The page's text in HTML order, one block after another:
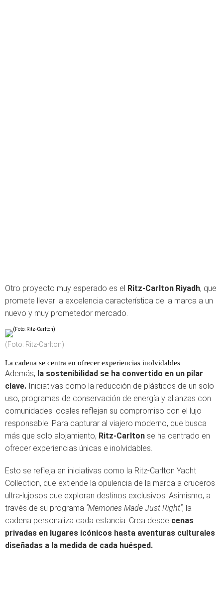
Otro proyecto muy esperado es el Ritz-Carlton Riyadh, que
promete llevar la excelencia característica de la marca a un
nuevo y muy prometedor mercado.
(Foto: Ritz-Carlton)
La cadena se centra en ofrecer experiencias inolvidables
Además, la sostenibilidad se ha convertido en un pilar
clave. Iniciativas como la reducción de plásticos de un solo
uso, programas de conservación de energía y alianzas con
comunidades locales reflejan su compromiso con el lujo
responsable. Para capturar al viajero moderno, que busca
más que solo alojamiento, Ritz-Carlton se ha centrado en
ofrecer experiencias únicas e inolvidables.
Esto se refleja en iniciativas como la Ritz-Carlton Yacht
Collection, que extiende la opulencia de la marca a cruceros
ultra-lujosos que exploran destinos exclusivos. Asimismo, a
través de su programa "Memories Made Just Right", la
cadena personaliza cada estancia. Crea desde cenas
privadas en lugares icónicos hasta aventuras culturales
diseñadas a la medida de cada huésped.